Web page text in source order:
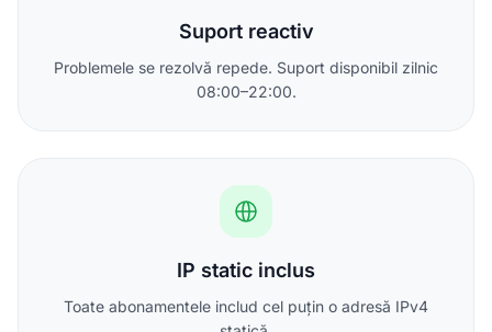
Suport reactiv
Problemele se rezolvă repede. Suport disponibil zilnic
08:00–22:00.
IP static inclus
Toate abonamentele includ cel puțin o adresă IPv4